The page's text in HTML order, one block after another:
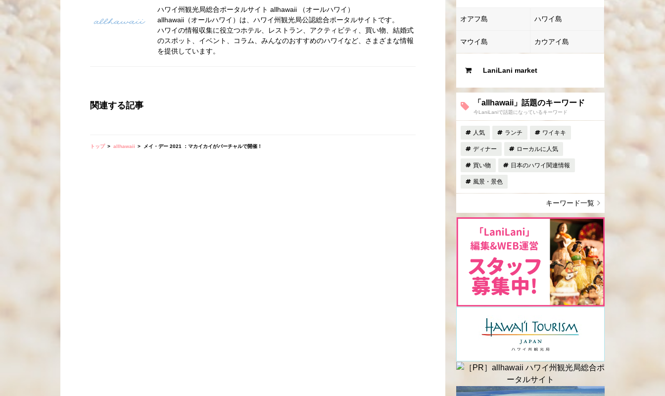
ハワイ州観光局総合ポータルサイト allhawaii （オールハワイ）
allhawaii（オールハワイ）は、ハワイ州観光局公認総合ポータルサイトです。
ハワイの情報収集に役立つホテル、レストラン、アクティビティ、買い物、結婚式
のスポット、イベント、コラム、みんなのおすすめのハワイなど、さまざまな情報
を提供しています。
関連する記事
トップ allhawaii メイ・デー 2021 ：マカイカイがバーチャルで開催！
オアフ島 ハワイ島
マウイ島 カウアイ島
LaniLani market
「allhawaii」話題のキーワード
今LaniLaniで話題になっているキーワード
人気 ランチ ワイキキ
ディナー ローカルに人気
買い物 日本のハワイ関連情報
風景・景色
キーワード一覧